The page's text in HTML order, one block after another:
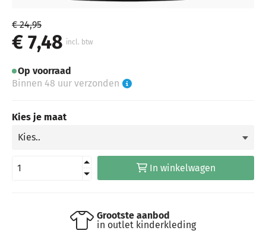
€ 24,95
€ 7,48 incl. btw
Op voorraad
Binnen 48 uur verzonden
Kies je maat
In winkelwagen
Grootste aanbod
in outlet kinderkleding